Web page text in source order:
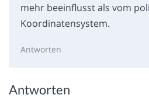
mehr beeinflusst als vom
Koordinatensystem.
Antworten
Antworten